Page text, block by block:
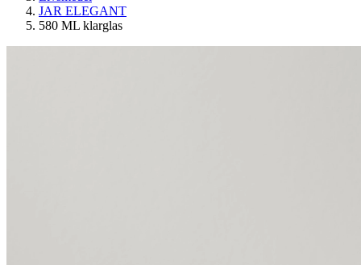
JAR ELEGANT
580 ML klarglas